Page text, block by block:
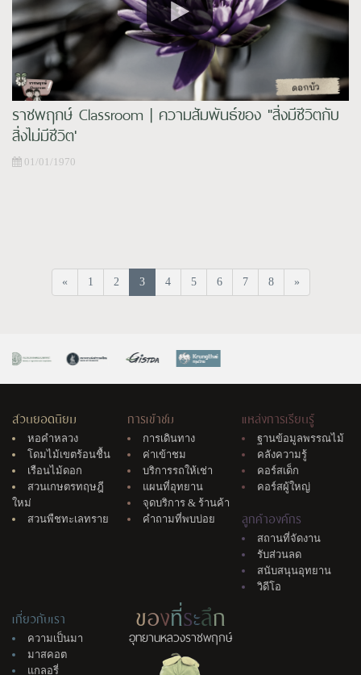
ราชพฤกษ์ Classroom | ความสัมพันธ์ของ "สิ่งมีชีวิตกับ
สิ่งไม่มีชีวิต'
01/01/1970
« 1 2 3 4 5 6 7 8 »
สวนยอดนิยม
หอคำหลวง
โดมไม้เขตร้อนชื้น
เรือนไม้ดอก
สวนเกษตรทฤษฎี
ใหม่
สวนพืชทะเลทราย
การเข้าชม
การเดินทาง
ค่าเข้าชม
บริการรถให้เช่า
แผนที่อุทยาน
จุดบริการ & ร้านค้า
คำถามที่พบบ่อย
แหล่งการเรียนรู้
ฐานข้อมูลพรรณไม้
คลังความรู้
คอร์สเด็ก
คอร์สผู้ใหญ่
ลูกค้าองค์กร
สถานที่จัดงาน
รับส่วนลด
สนับสนุนอุทยาน
วิดีโอ
เกี่ยวกับเรา
ความเป็นมา
มาสคอต
แกลอรี่
ของที่ระลึก
อุทยานหลวงราชพฤกษ์